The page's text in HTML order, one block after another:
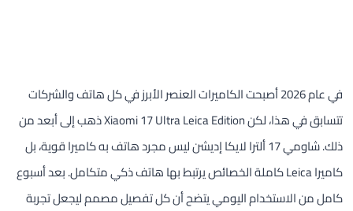
في عام 2026 أصبحت الكاميرات العنصر الأبرز في كل هاتف والشركات
تتسابق في هذا، لكن Xiaomi 17 Ultra Leica Edition ذهب إلى أبعد من
ذلك. شاومي 17 ألترا لايكا إديشن
ليس مجرد هاتف به كاميرا قوية، بل
كاميرا Leica كاملة الخصائص يرتبط بها هاتف ذكي متكامل. بعد أسبوع
كامل من الاستخدام اليومي يتضح أن كل تفصيل مصمم ليجعل تجربة